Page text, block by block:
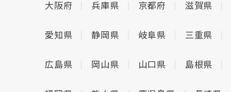
大阪府 兵庫県 京都府 滋賀県
愛知県 静岡県 岐阜県 三重県
広島県 岡山県 山口県 島根県